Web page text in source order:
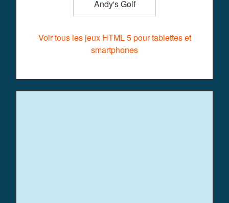
Andy's Golf
Voir tous les jeux HTML 5 pour tablettes et
smartphones